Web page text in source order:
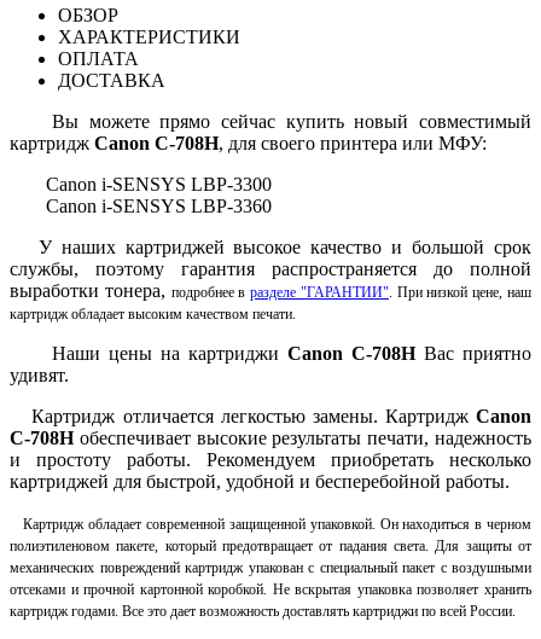
ОБЗОР
ХАРАКТЕРИСТИКИ
ОПЛАТА
ДОСТАВКА
Вы можете прямо сейчас купить новый совместимый
картридж Canon C-708H, для своего принтера или МФУ:
Canon i-SENSYS LBP-3300
Canon i-SENSYS LBP-3360
У наших картриджей высокое качество и большой срок
службы, поэтому гарантия распространяется до полной
выработки тонера, подробнее вразделе "ГАРАНТИИ". При низкой цене, наш
картридж обладает высоким качеством печати.
Наши цены на картриджи Canon C-708HВас приятно
удивят.
Картридж отличается легкостью замены. Картридж Canon
C-708Hобеспечивает высокие результаты печати, надежность
и простоту работы. Рекомендуем приобретать несколько
картриджей для быстрой, удобной и бесперебойной работы.
Картридж обладает современной защищенной упаковкой. Он находиться в черном
полиэтиленовом пакете, который предотвращает от падания света. Для защиты от
механических повреждений картридж упакован с специальный пакет с воздушными
отсеками и прочной картонной коробкой. Не вскрытая упаковка позволяет хранить
картридж годами. Все это дает возможность доставлять картриджи по всей России.